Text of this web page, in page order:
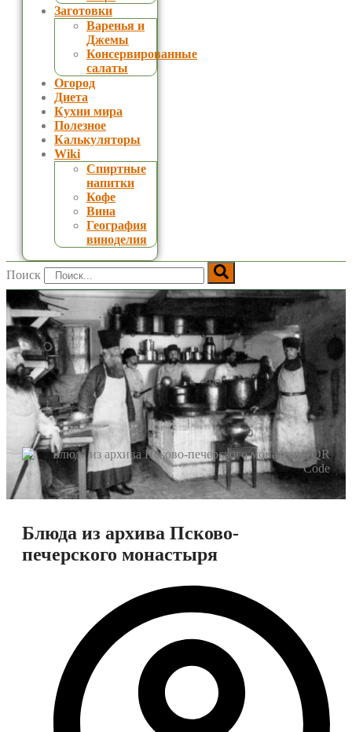
Заготовки
Варенья и
Джемы
Консервированные
салаты
Огород
Диета
Кухни мира
Полезное
Калькуляторы
Wiki
Спиртные
напитки
Кофе
Вина
География
виноделия
Поиск
Блюда из архива Псково-
печерского монастыря